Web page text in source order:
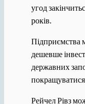
угод
років.
Підприємства
дешевше
державних
Рейчел Рівз